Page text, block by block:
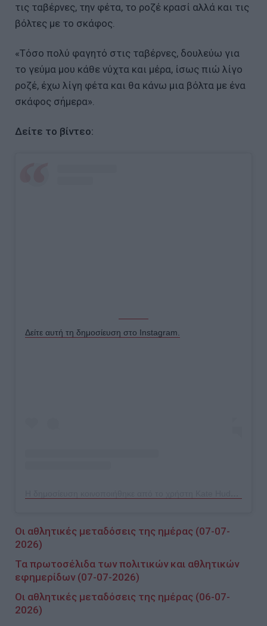
τις ταβέρνες, την φέτα, το ροζέ κρασί αλλά και τις
βόλτες με το σκάφος.
«Τόσο πολύ φαγητό στις ταβέρνες, δουλεύω για
το γεύμα μου κάθε νύχτα και μέρα, ίσως πιώ λίγο
ροζέ, έχω λίγη φέτα και θα κάνω μια βόλτα με ένα
σκάφος σήμερα».
Δείτε το βίντεο:
Δείτε αυτή τη δημοσίευση στο Instagram.
Οι αθλητικές μεταδόσεις της ημέρας (07-07-
2026)
Τα πρωτοσέλιδα των πολιτικών και αθλητικών
εφημερίδων (07-07-2026)
Οι αθλητικές μεταδόσεις της ημέρας (06-07-
2026)